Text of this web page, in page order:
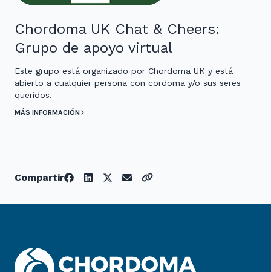
Chordoma UK Chat & Cheers:
Grupo de apoyo virtual
Este grupo está organizado por Chordoma UK y está
abierto a cualquier persona con cordoma y/o sus seres
queridos.
MÁS INFORMACIÓN
Compartir